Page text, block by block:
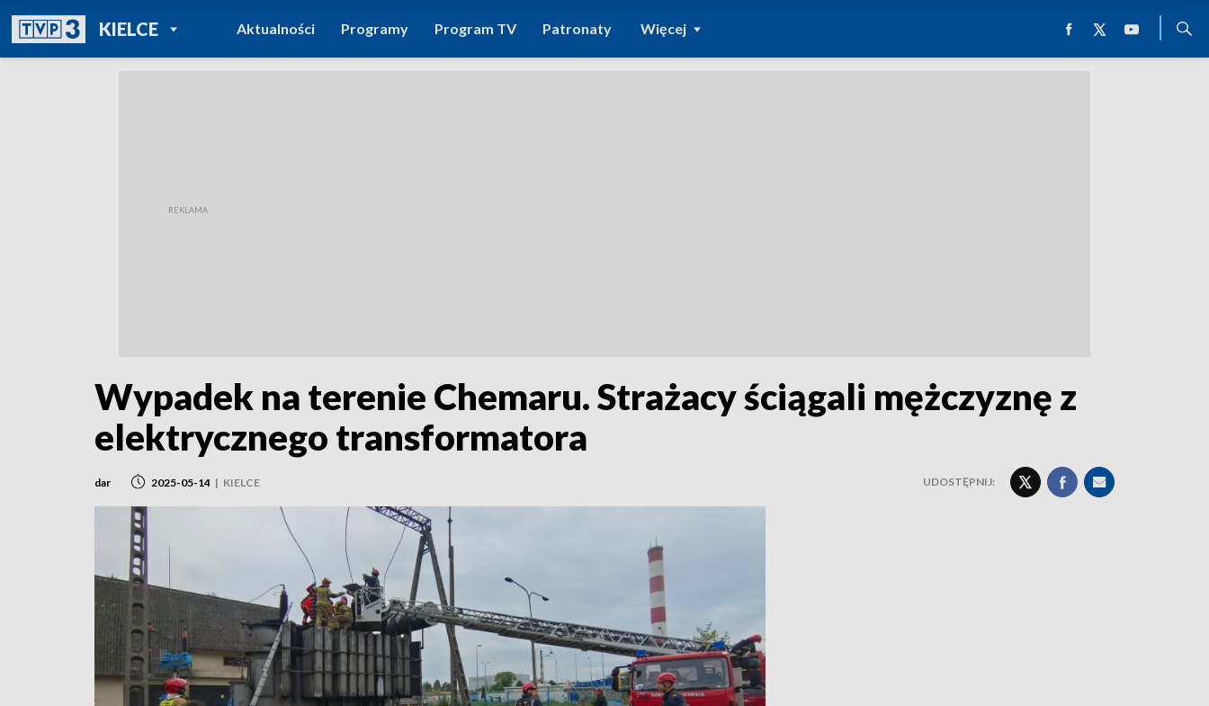
KIELCEPOWRÓT DO
TVP REGIONY
Aktualności Programy Program TV Patronaty Więcej
Wypadek na terenie Chemaru. Strażacy ściągali mężczyznę z
elektrycznego transformatora
dar 2025-05-14 | KIELCE UDOSTĘPNIJ: